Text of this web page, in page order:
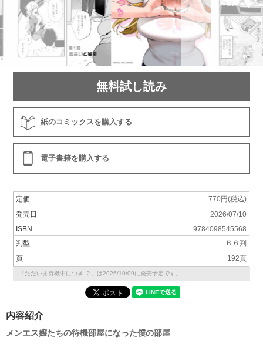
無料試し読み
紙のコミックスを購入する
電子書籍を購入する
定価
770円(税込)
発売日
2026/07/10
ISBN
9784098545568
判型
Ｂ６判
頁
192頁
「ただいま待機中につき ２」は2026/10/09に発売予定です。
内容紹介
メンエス嬢たちの待機部屋になった僕の部屋